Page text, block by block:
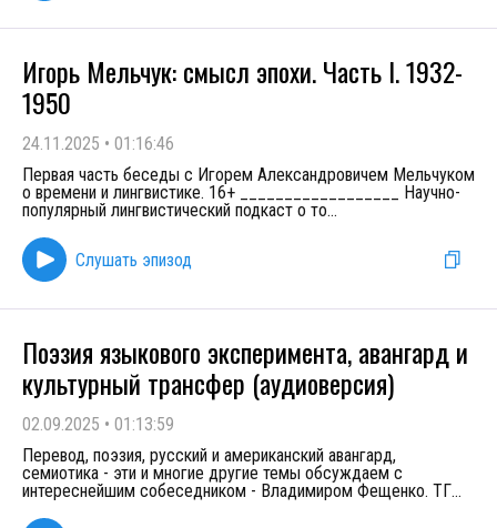
Игорь Мельчук: смысл эпохи. Часть I. 1932-
1950
24.11.2025 • 01:16:46
Первая часть беседы с Игорем Александровичем Мельчуком
о времени и лингвистике. 16+ __________________ Научно-
популярный лингвистический подкаст о то...
Слушать эпизод
Поэзия языкового эксперимента, авангард и
культурный трансфер (аудиоверсия)
02.09.2025 • 01:13:59
Перевод, поэзия, русский и американский авангард,
семиотика - эти и многие другие темы обсуждаем с
интереснейшим собеседником - Владимиром Фещенко. ТГ...